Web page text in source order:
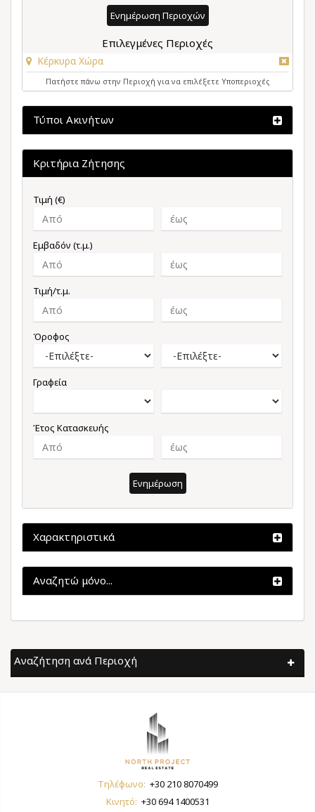
Ενημέρωση Περιοχών
Επιλεγμένες Περιοχές
Κέρκυρα Χώρα
Πατήστε πάνω στην Περιοχή για να επιλέξετε Υποπεριοχές
Τύποι Ακινήτων
Κριτήρια Ζήτησης
Τιμή (€)
Εμβαδόν (τ.μ.)
Τιμή/τ.μ.
Όροφος
Γραφεία
Έτος Κατασκευής
Ενημέρωση
Χαρακτηριστικά
Αναζητώ μόνο...
Αναζήτηση ανά Περιοχή
Τηλέφωνο: +30 210 8070499
Κινητό: +30 694 1400531